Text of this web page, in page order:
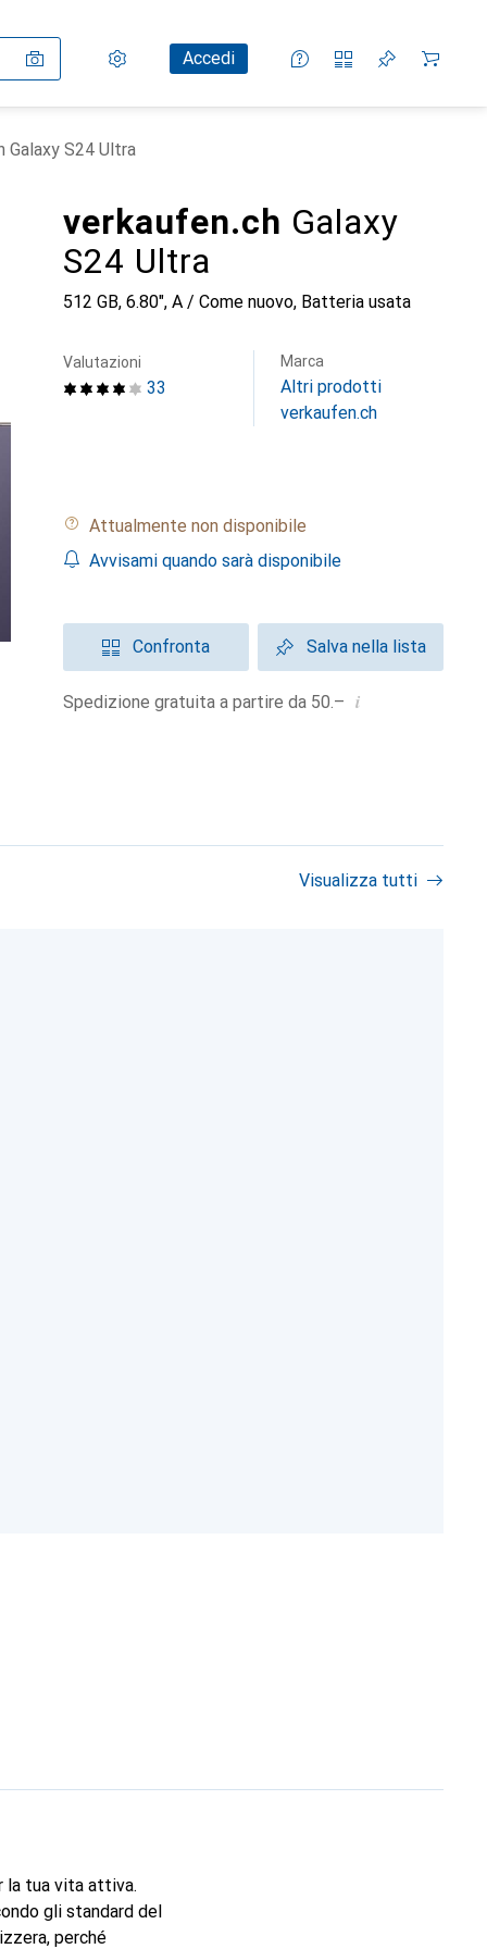
Impostazioni
Conto clienteAccedi
Liste di confronto
Liste dei desideri
Carrello
Galaxy S24 Ultra
verkaufen.ch Galaxy
S24 Ultra
512 GB, 6.80", A / Come nuovo, Batteria usata
33
Valutazioni Marca
Altri prodotti
verkaufen.ch
Attualmente non disponibile
Avvisami quando sarà disponibile
Confronta Salva nella lista
Spedizione gratuita a partire da 50.– i
Visualizza tutti
la tua vita attiva.
gli standard del
perché